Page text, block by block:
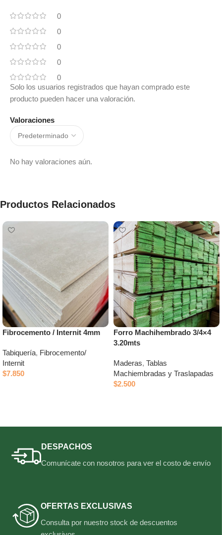
0
0
0
0
0
Valoraciones
No hay valoraciones aún.
Solo los usuarios registrados que hayan comprado este
producto pueden hacer una valoración.
Productos Relacionados
Fibrocemento / Internit 4mm
Tabiquería, Fibrocemento/
Internit
$7.850
Forro Machihembrado 3/4×4
3.20mts
Maderas, Tablas
Machiembradas y Traslapadas
$2.500
DESPACHOS
Comunícate con nosotros para ver el costo de envío
OFERTAS EXCLUSIVAS
Consulta por nuestro stock de descuentos